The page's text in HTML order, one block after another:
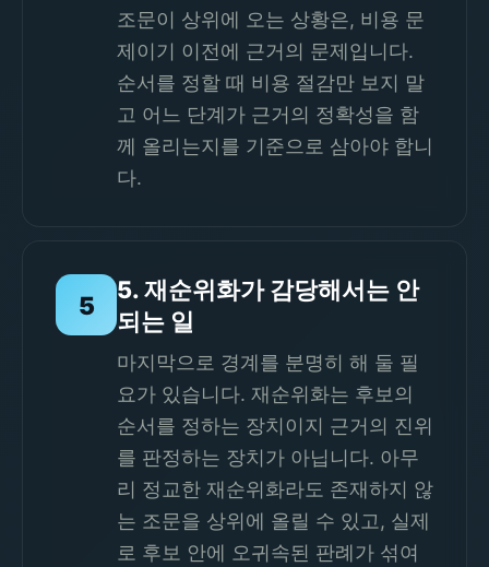
조문이 상위에 오는 상황은, 비용 문
제이기 이전에 근거의 문제입니다.
순서를 정할 때 비용 절감만 보지 말
고 어느 단계가 근거의 정확성을 함
께 올리는지를 기준으로 삼아야 합니
다.
5
5. 재순위화가 감당해서는 안
되는 일
마지막으로 경계를 분명히 해 둘 필
요가 있습니다. 재순위화는 후보의
순서를 정하는 장치이지 근거의 진위
를 판정하는 장치가 아닙니다. 아무
리 정교한 재순위화라도 존재하지 않
는 조문을 상위에 올릴 수 있고, 실제
로 후보 안에 오귀속된 판례가 섞여